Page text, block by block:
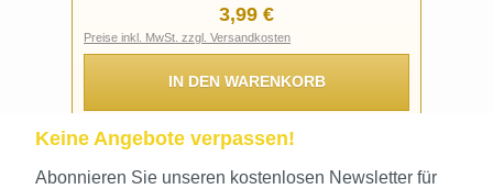
Regulärer Preis:
3,99 €
Preise inkl. MwSt. zzgl. Versandkosten
IN DEN WARENKORB
Keine Angebote verpassen!
Abonnieren Sie unseren kostenlosen Newsletter für